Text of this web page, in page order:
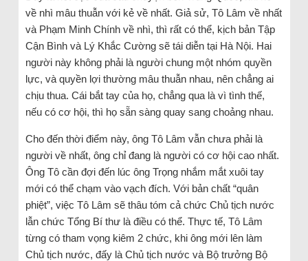
về nhì mâu thuẫn với kẻ về nhất. Giả sử, Tô Lâm về nhất
và Phạm Minh Chính về nhì, thì rất có thể, kịch bản Tập
Cận Bình và Lý Khắc Cường sẽ tái diễn tại Hà Nội. Hai
người này không phải là người chung một nhóm quyền
lực, và quyền lợi thường mâu thuẫn nhau, nên chẳng ai
chịu thua. Cái bắt tay của họ, chẳng qua là vì tình thế,
nếu có cơ hội, thì họ sẵn sàng quay sang choảng nhau.
Cho đến thời điểm này, ông Tô Lâm vẫn chưa phải là
người về nhất, ông chỉ đang là người có cơ hội cao nhất.
Ông Tô cần đợi đến lúc ông Trọng nhắm mắt xuôi tay
mới có thể chạm vào vạch đích. Với bản chất “quân
phiệt”, việc Tô Lâm sẽ thâu tóm cả chức Chủ tịch nước
lẫn chức Tổng Bí thư là điều có thể. Thực tế, Tô Lâm
từng có tham vọng kiêm 2 chức, khi ông mới lên làm
Chủ tịch nước, đấy là Chủ tịch nước và Bộ trưởng Bộ